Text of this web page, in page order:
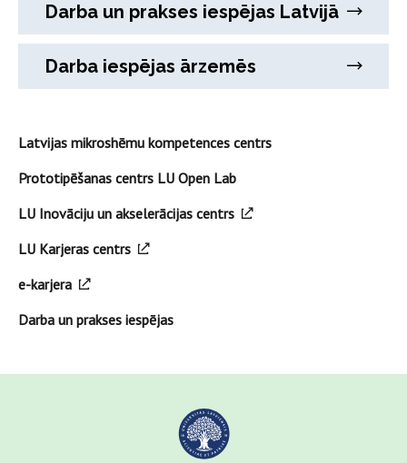
Darba un prakses iespējas Latvijā
Darba iespējas ārzemēs
Latvijas mikroshēmu kompetences centrs
Prototipēšanas centrs LU Open Lab
LU Inovāciju un akselerācijas centrs
LU Karjeras centrs
e-karjera
Darba un prakses iespējas